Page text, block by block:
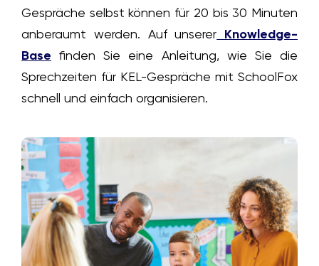
Gespräche selbst können für 20 bis 30 Minuten
anberaumt werden. Auf unserer Knowledge-
Base finden Sie eine Anleitung, wie Sie die
Sprechzeiten für KEL-Gespräche mit SchoolFox
schnell und einfach organisieren.